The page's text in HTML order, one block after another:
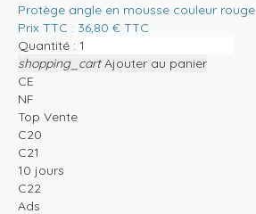
Protège angle en mousse couleur rouge
Prix TTC : 36,80 € TTC
Quantité :
shopping_cart Ajouter au panier
CE
NF
Top Vente
C20
C21
10 jours
C22
Ads